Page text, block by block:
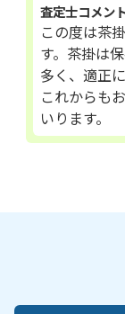
査定士コメン
この度は茶
す。茶掛は
多く、適正
これからも
いります。